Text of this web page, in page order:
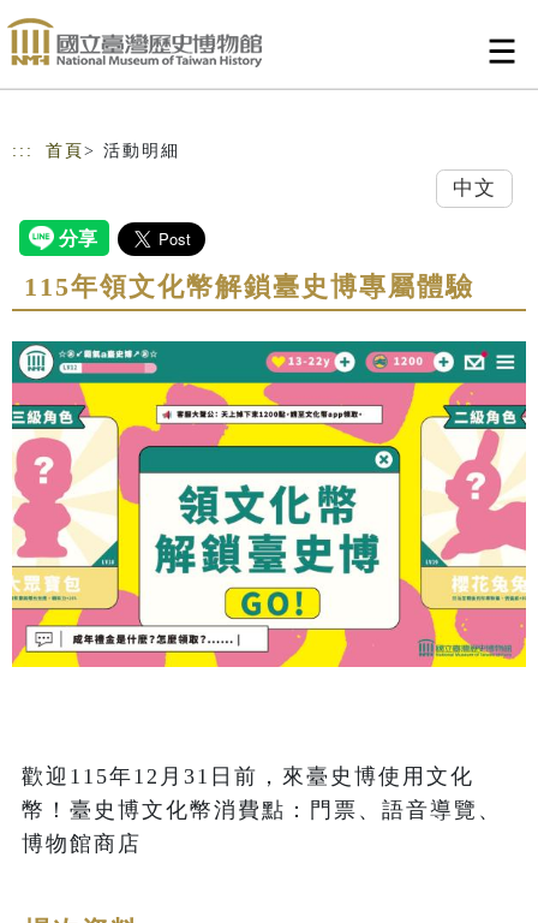
跳到主要內容
網站導覽
::: 首頁 > 活動明細
中文
115年領文化幣解鎖臺史博專屬體驗
歡迎115年12月31日前，來臺史博使用文化
幣！臺史博文化幣消費點：門票、語音導覽、
博物館商店